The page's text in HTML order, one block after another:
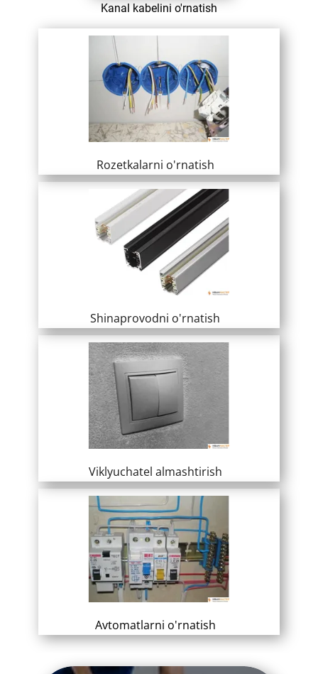
​ Kanal kabelini o'rnatish
​ Rozetkalarni o'rnatish
​ Shinaprovodni o'rnatish
​ Viklyuchatel almashtirish
​ Avtomatlarni o'rnatish